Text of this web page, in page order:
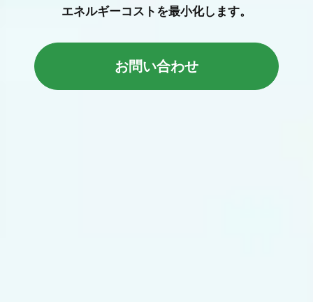
エネルギーコストを最小化します。
お問い合わせ